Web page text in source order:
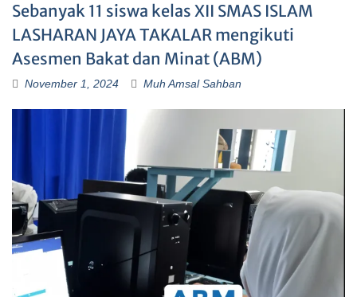
Sebanyak 11 siswa kelas XII SMAS ISLAM
LASHARAN JAYA TAKALAR mengikuti
Asesmen Bakat dan Minat (ABM)
November 1, 2024 Muh Amsal Sahban